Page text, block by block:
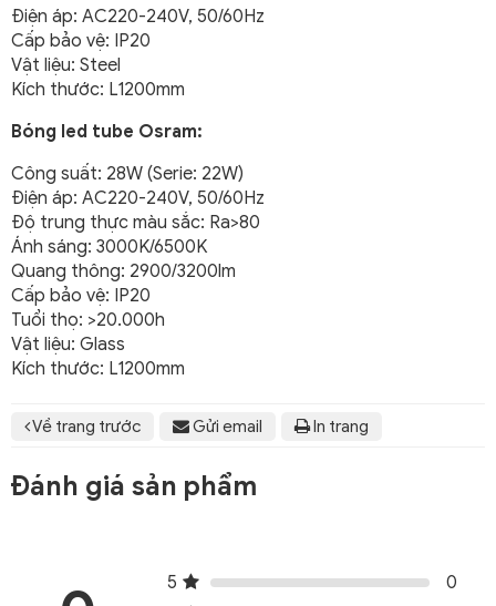
Điện áp: AC220-240V, 50/60Hz
Cấp bảo vệ: IP20
Vật liệu: Steel
Kích thước: L1200mm
Bóng led tube Osram:
Công suất: 28W (Serie: 22W)
Điện áp: AC220-240V, 50/60Hz
Độ trung thực màu sắc: Ra>80
Ánh sáng: 3000K/6500K
Quang thông: 2900/3200lm
Cấp bảo vệ: IP20
Tuổi thọ: >20.000h
Vật liệu: Glass
Kích thước: L1200mm
Về trang trước Gửi email In trang
Đánh giá sản phẩm
5
0